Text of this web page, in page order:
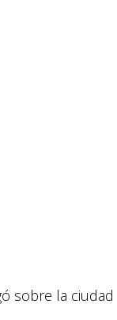
sobre la ciudad